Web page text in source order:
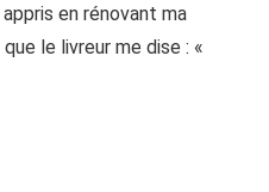
en rénovant ma
le livreur me dise : «